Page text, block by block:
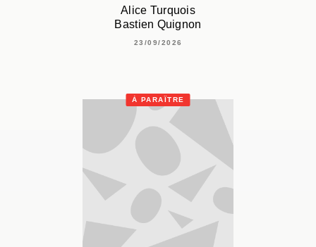
Alice Turquois
Bastien Quignon
23/09/2026
À PARAÎTRE